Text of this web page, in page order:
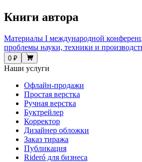
Книги автора
Материалы I международной
проблемы науки, техники и
0 ₽
Наши услуги
Офлайн-продажи
Простая верстка
Ручная верстка
Буктрейлер
Корректор
Дизайнер обложки
Заказ тиража
Публикация
Rideró для бизнеса